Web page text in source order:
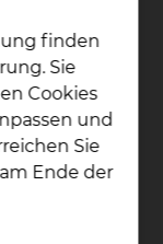
direkte
die
z.B.
auf
finden
Sie
Cookies
und
Sie
Ende der